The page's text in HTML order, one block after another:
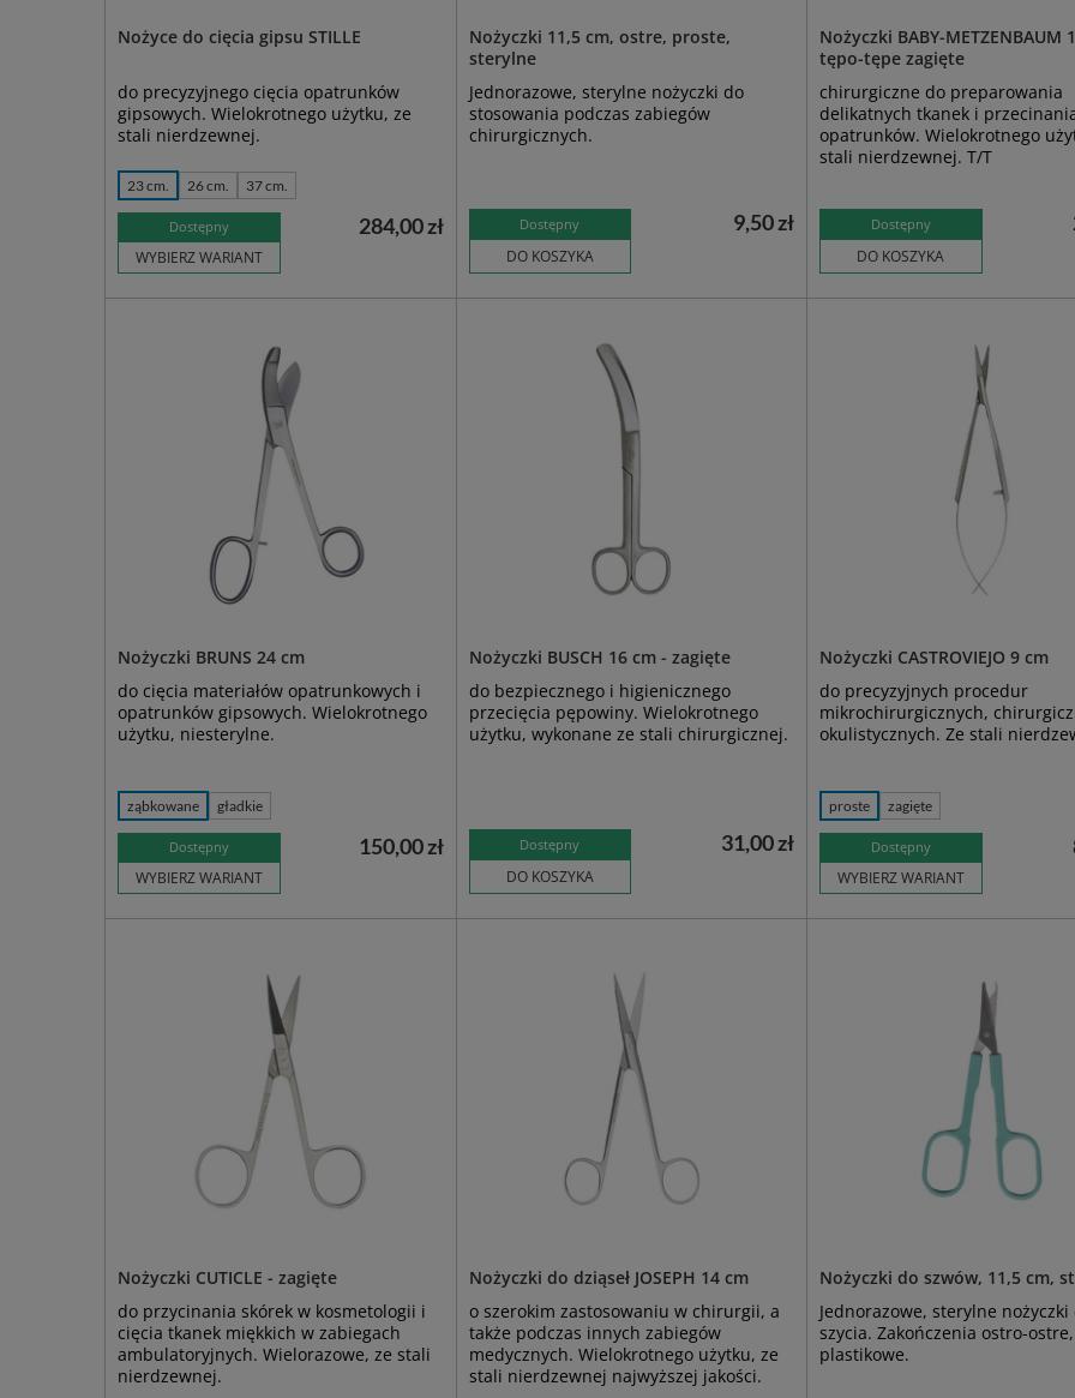
Nożyce do cięcia gipsu STILLE
do precyzyjnego cięcia opatrunków
gipsowych. Wielokrotnego użytku, ze
stali nierdzewnej.
23 cm. 26 cm. 37 cm.
Dostępny
WYBIERZ WARIANT
284,00 zł
Nożyczki 11,5 cm, ostre, proste,
sterylne
Jednorazowe, sterylne nożyczki do
stosowania podczas zabiegów
chirurgicznych.
Dostępny
DO KOSZYKA
9,50 zł
Nożyczki BABY-METZENBAUM
tępo-tępe zagięte
chirurgiczne do preparowania
delikatnych tkanek i
opatrunków. Wielokrotnego
stali nierdzewnej. T/T
Dostępny
DO KOSZYKA
Nożyczki BRUNS 24 cm
do cięcia materiałów opatrunkowych i
opatrunków gipsowych. Wielokrotnego
użytku, niesterylne.
ząbkowane gładkie
Dostępny
WYBIERZ WARIANT
150,00 zł
Nożyczki BUSCH 16 cm - zagięte
do bezpiecznego i higienicznego
przecięcia pępowiny. Wielokrotnego
użytku, wykonane ze stali chirurgicznej.
Dostępny
DO KOSZYKA
31,00 zł
Nożyczki CASTROVIEJO 9 cm
do precyzyjnych procedur
mikrochirurgicznych,
okulistycznych. Ze stali
proste zagięte
Dostępny
WYBIERZ WARIANT
Nożyczki CUTICLE - zagięte
do przycinania skórek w kosmetologii i
cięcia tkanek miękkich w zabiegach
ambulatoryjnych. Wielorazowe, ze stali
nierdzewnej.
Nożyczki do dziąseł JOSEPH 14 cm
o szerokim zastosowaniu w chirurgii, a
także podczas innych zabiegów
medycznych. Wielokrotnego użytku, ze
stali nierdzewnej najwyższej jakości.
Nożyczki do szwów, 11,5 cm,
Jednorazowe, sterylne nożyczki
szycia. Zakończenia ostro-
plastikowe.